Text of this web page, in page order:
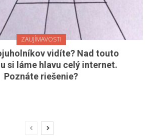
ZAUJÍMAVOSTI
vidíte? Nad touto
si láme hlavu celý internet.
Poznáte riešenie?